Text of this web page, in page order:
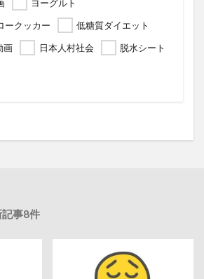
ヨーグルト
ークッカー
低糖質ダイエット
画 日本人村社会 脱水シート
事8件